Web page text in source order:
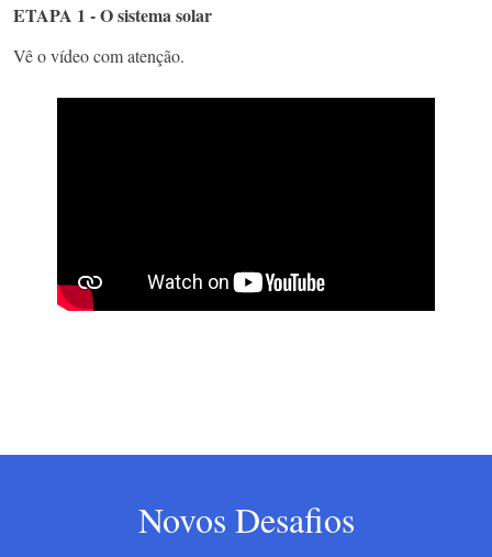
ETAPA 1 - O sistema solar
Vê o vídeo com atenção.
Novos Desafios